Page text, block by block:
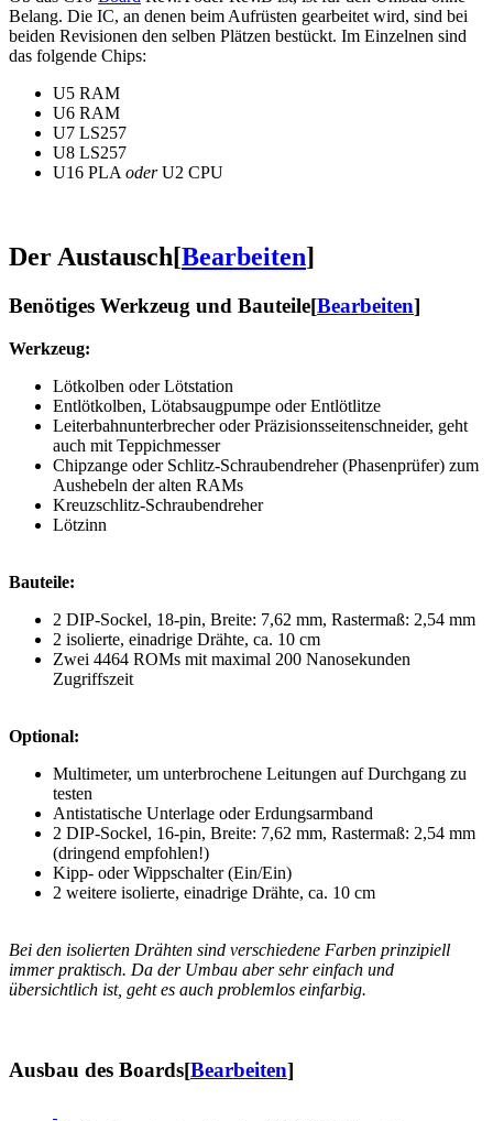
Belang. Die IC, an denen beim Aufrüsten gearbeitet wird, sind bei
beiden Revisionen den selben Plätzen bestückt. Im Einzelnen sind
das folgende Chips:
U5 RAM
U6 RAM
U7 LS257
U8 LS257
U16 PLA oderU2 CPU
Der Austausch[Bearbeiten]
Benötiges Werkzeug und Bauteile[Bearbeiten]
Werkzeug:
Lötkolben oder Lötstation
Entlötkolben, Lötabsaugpumpe oder Entlötlitze
Leiterbahnunterbrecher oder Präzisionsseitenschneider, geht
auch mit Teppichmesser
Chipzange oder Schlitz-Schraubendreher (Phasenprüfer) zum
Aushebeln der alten RAMs
Kreuzschlitz-Schraubendreher
Lötzinn
Bauteile:
2 DIP-Sockel, 18-pin, Breite: 7,62 mm, Rastermaß: 2,54 mm
2 isolierte, einadrige Drähte, ca. 10 cm
Zwei 4464 ROMs mit maximal 200 Nanosekunden
Zugriffszeit
Optional:
Multimeter, um unterbrochene Leitungen auf Durchgang zu
testen
Antistatische Unterlage oder Erdungsarmband
2 DIP-Sockel, 16-pin, Breite: 7,62 mm, Rastermaß: 2,54 mm
(dringend empfohlen!)
Kipp- oder Wippschalter (Ein/Ein)
2 weitere isolierte, einadrige Drähte, ca. 10 cm
Bei den isolierten Drähten sind verschiedene Farben prinzipiell
immer praktisch. Da der Umbau aber sehr einfach und
übersichtlich ist, geht es auch problemlos einfarbig.
Ausbau des Boards[Bearbeiten]